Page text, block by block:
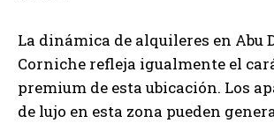
La dinámica de alquileres en Abu
Corniche refleja igualmente el
premium de esta ubicación. Los
de lujo en esta zona pueden